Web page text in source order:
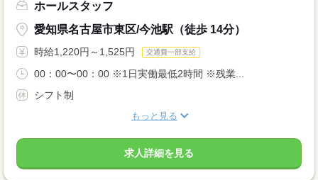
ホールスタッフ
愛知県名古屋市東区/今池駅（徒歩 14分）
時給1,220円～1,525円 交通費一部支給
00：00〜00：00 ※1日実働最低2時間 ※残業...
シフト制
もっと見る
求人詳細を見る